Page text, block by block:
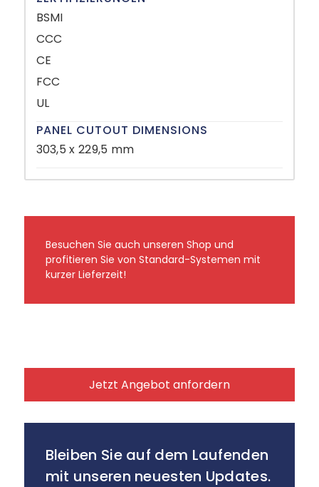
BSMI
CCC
CE
FCC
UL
PANEL CUTOUT DIMENSIONS
303,5 x 229,5 mm
Besuchen Sie auch unseren Shop und
profitieren Sie von Standard-Systemen mit
kurzer Lieferzeit!
Jetzt Angebot anfordern
Bleiben Sie auf dem Laufenden
mit unseren neuesten Updates.